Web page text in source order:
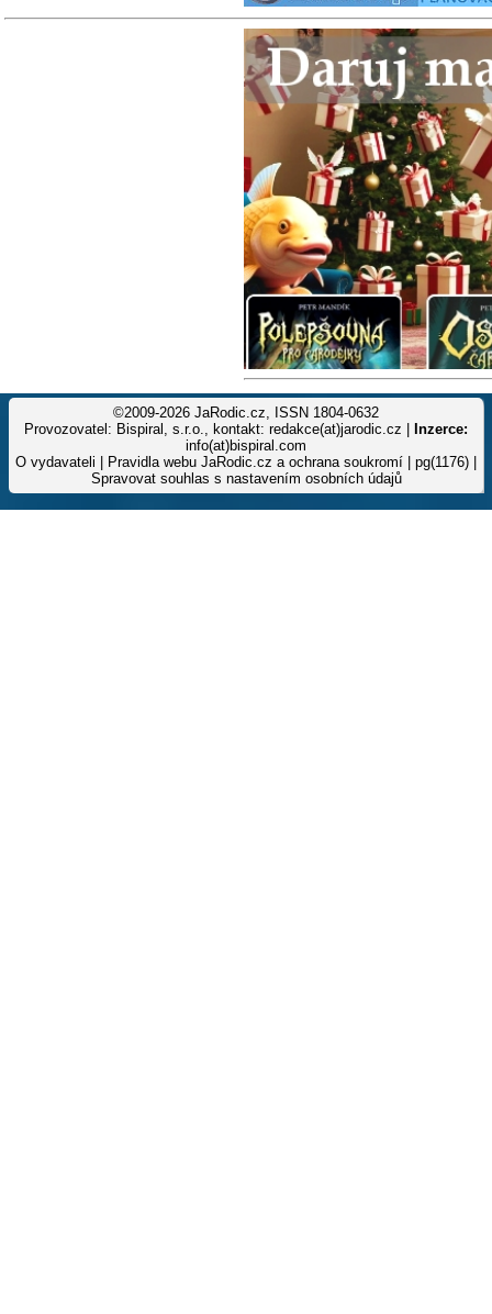
©2009-2026 JaRodic.cz, ISSN 1804-0632
Provozovatel: Bispiral, s.r.o., kontakt: redakce(at)jarodic.cz |
Inzerce:
info(at)bispiral.com
O vydavateli
Pravidla webu JaRodic.cz a ochrana soukromí | pg(1176) |
Spravovat souhlas s nastavením osobních údajů